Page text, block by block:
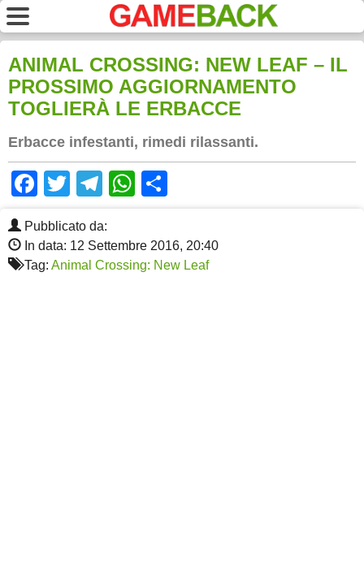
ANIMAL CROSSING: NEW LEAF – IL
PROSSIMO AGGIORNAMENTO
TOGLIERÀ LE ERBACCE
Erbacce infestanti, rimedi rilassanti.
Facebook
TwitterTelegram
WhatsApp
Pubblicato da:
In data: 12 Settembre 2016, 20:40
Tag: Animal Crossing: New Leaf